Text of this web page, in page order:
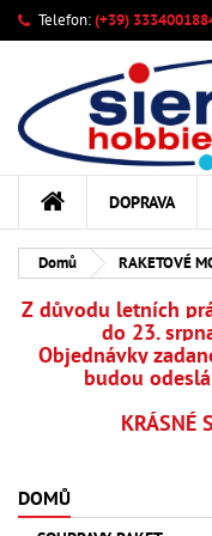
Telefon:(+39)
DOPRAVA
Domů RAKETOVÉ
Z důvodu letních
do 23.
Objednávky
budou
KRÁSNÉ
DOMŮ